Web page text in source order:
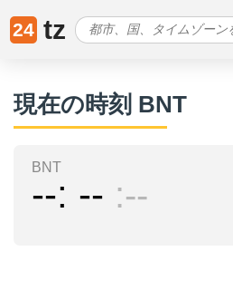
24 tz
現在の時刻 BNT
BNT
-- -- --